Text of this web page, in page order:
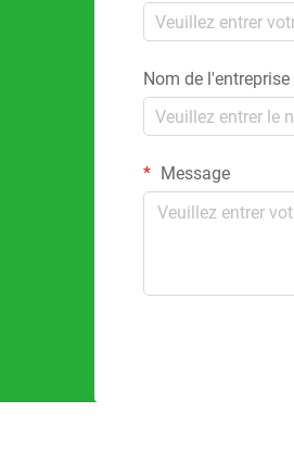
Nom de l'entreprise
Message